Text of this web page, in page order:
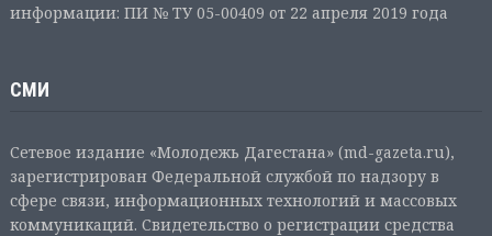
информации: ПИ № ТУ 05-00409 от 22 апреля 2019 года
СМИ
Сетевое издание «Молодежь Дагестана» (md-gazeta.ru),
зарегистрирован Федеральной службой по надзору в
сфере связи, информационных технологий и массовых
коммуникаций. Свидетельство о регистрации средства